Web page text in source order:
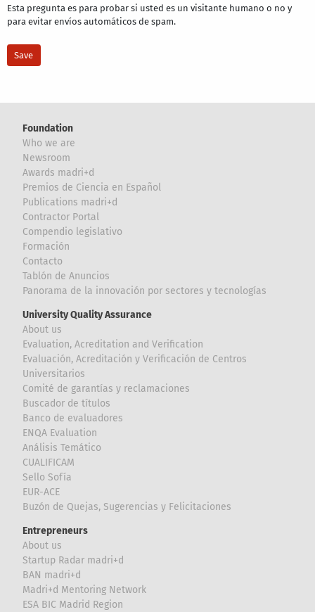
Esta pregunta es para probar si usted es un visitante humano o no y
para evitar envíos automáticos de spam.
Foundation
Who we are
Newsroom
Awards madri+d
Premios de Ciencia en Español
Publications madri+d
Contractor Portal
Compendio legislativo
Formación
Contacto
Tablón de Anuncios
Panorama de la innovación por sectores y tecnologías
University Quality Assurance
About us
Evaluation, Acreditation and Verification
Evaluación, Acreditación y Verificación de Centros
Universitarios
Comité de garantías y reclamaciones
Buscador de títulos
Banco de evaluadores
ENQA Evaluation
Análisis Temático
CUALIFICAM
Sello Sofía
EUR-ACE
Buzón de Quejas, Sugerencias y Felicitaciones
Entrepreneurs
About us
Startup Radar madri+d
BAN madri+d
Madri+d Mentoring Network
ESA BIC Madrid Region